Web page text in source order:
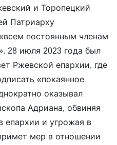
и Торопецкий
Патриарху
постоянным членам
28 июля 2023 года был
Ржевской епархии, где
«покаянное
оказывал
Адриана, обвиняя
епархии и угрожая в
мер в отношении